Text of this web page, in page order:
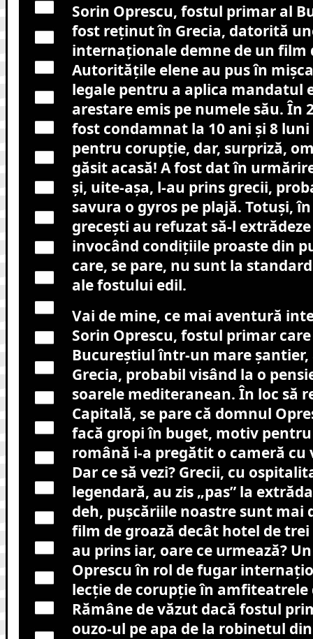
Sorin Oprescu, fostul primar al
fost reținut în Grecia, datorită
internaționale demne de un film
Autoritățile elene au pus în
legale pentru a aplica mandatul
arestare emis pe numele său. În
fost condamnat la 10 ani și 8
pentru corupție, dar, surpriză,
găsit acasă! A fost dat în
și, uite-așa, l-au prins grecii,
savura o gyros pe plajă. Totuși,
grecești au refuzat să-l
invocând condițiile proaste din
care, se pare, nu sunt la
ale fostului edil.
Vai de mine, ce mai aventură
Sorin Oprescu, fostul primar
Bucureștiul într-un mare șantier,
Grecia, probabil visând la o
soarele mediteranean. În loc să
Capitală, se pare că domnul
facă gropi în buget, motiv
română i-a pregătit o cameră
Dar ce să vezi? Grecii, cu
legendară, au zis „pas” la
deh, pușcăriile noastre sunt mai
film de groază decât hotel de trei
au prins iar, oare ce urmează?
Oprescu în rol de fugar
lecție de corupție în amfiteatrele
Rămâne de văzut dacă fostul
ouzo-ul pe apa de la robinetul